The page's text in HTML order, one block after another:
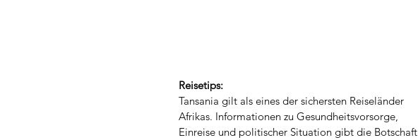
Reisetips:
Tansania gilt als eines der sichersten Reiseländer
Afrikas. Informationen zu Gesundheitsvorsorge,
Einreise und politischer Situation gibt die Botschaft